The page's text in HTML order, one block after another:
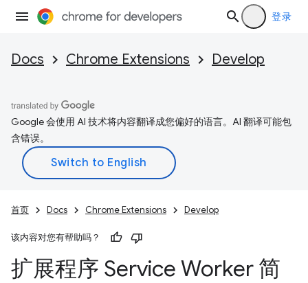
登录
Docs Chrome Extensions Develop
Google 会使用 AI 技术将内容翻译成您偏好的语言。AI 翻译可能包
含错误。
首页 Docs Chrome Extensions Develop
该内容对您有帮助吗？
扩展程序 Service Worker 简